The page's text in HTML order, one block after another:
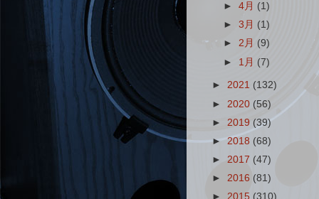
►4月 (1)
►3月 (1)
►2月 (9)
► 1月 (7)
► 2021 (132)
► 2020 (56)
► 2019 (39)
►2018 (68)
► 2017 (47)
► 2016 (81)
► 2015 (310)